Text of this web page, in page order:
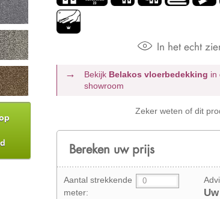
In het echt
Bekijk Belakos vloerbedekking in
showroom
Zeker weten of dit
Bereken uw prijs
Aantal strekkende
meter: